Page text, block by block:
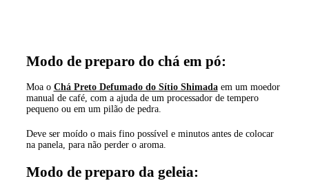
Modo de preparo do chá em pó:
Moa o Chá Preto Defumado do Sítio Shimadaem um moedor
manual de café, com a ajuda de um processador de tempero
pequeno ou em um pilão de pedra.
Deve ser moído o mais fino possível e minutos antes de colocar
na panela, para não perder o aroma.
Modo de preparo da geleia: